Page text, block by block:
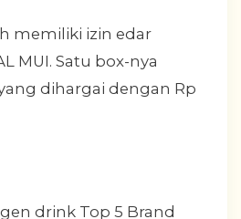
memiliki izin edar
MUI. Satu box-nya
dihargai dengan Rp